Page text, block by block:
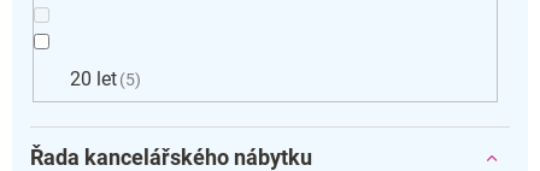
20 let 5
Řada kancelářského nábytku